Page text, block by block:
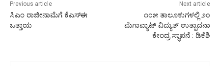
Previous article
ಸಿಎಂ ರಾಜೀನಾಮೆಗೆ ಕೆಎಸ್‌ಈ
ಒತ್ತಾಯ
Next article
೧೦೫ ತಾಲೂಕುಗಳಲ್ಲಿ ೨೦
ಮೆಗಾವ್ಯಾಟ್ ವಿದ್ಯುತ್ ಉತ್ಪಾದನಾ
ಕೇಂದ್ರ ಸ್ಥಾಪನೆ : ಡಿಕೆಶಿ